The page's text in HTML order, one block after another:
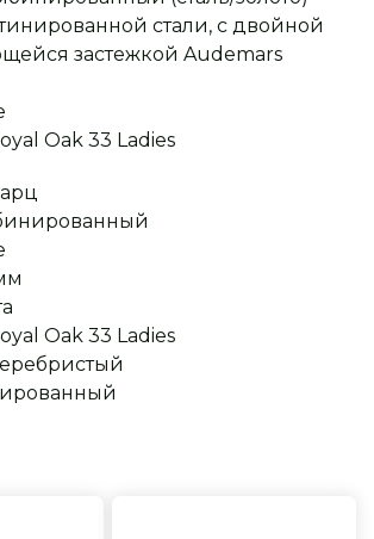
стали, с двойной
застежкой Audemars
Oak 33 Ladies
Oak 33 Ladies
консультация
Ответим на все вопросы
и поможем с выбором
фабрик